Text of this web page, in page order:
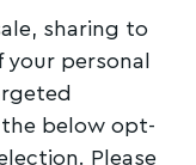
sharing to
personal
below opt-
Please